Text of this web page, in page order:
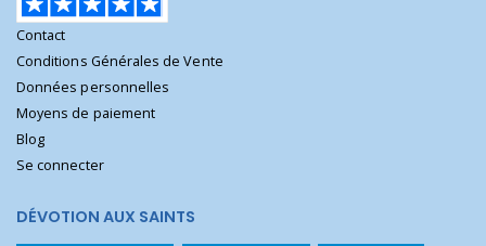
Contact
Conditions Générales de Vente
Données personnelles
Moyens de paiement
Blog
Se connecter
DÉVOTION AUX SAINTS